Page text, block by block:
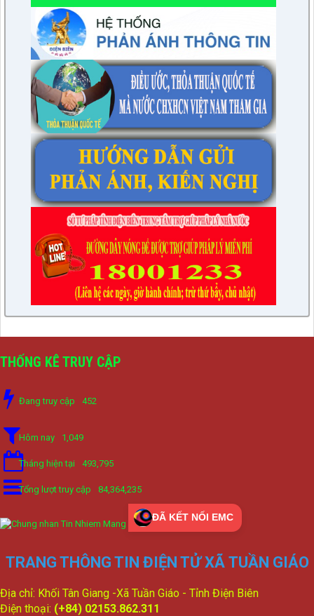
THỐNG KÊ TRUY CẬP
Đang truy cập 452
Hôm nay 1,049
Tháng hiện tại 493,795
Tổng lượt truy cập 84,364,235
ĐÃ KẾT NỐI EMC
TRANG THÔNG TIN ĐIỆN TỬ XÃ TUẦN GIÁO
Địa chỉ: Khối Tân Giang -Xã Tuần Giáo - Tỉnh Điện Biên
Điện thoại: (+84) 02153.862.311